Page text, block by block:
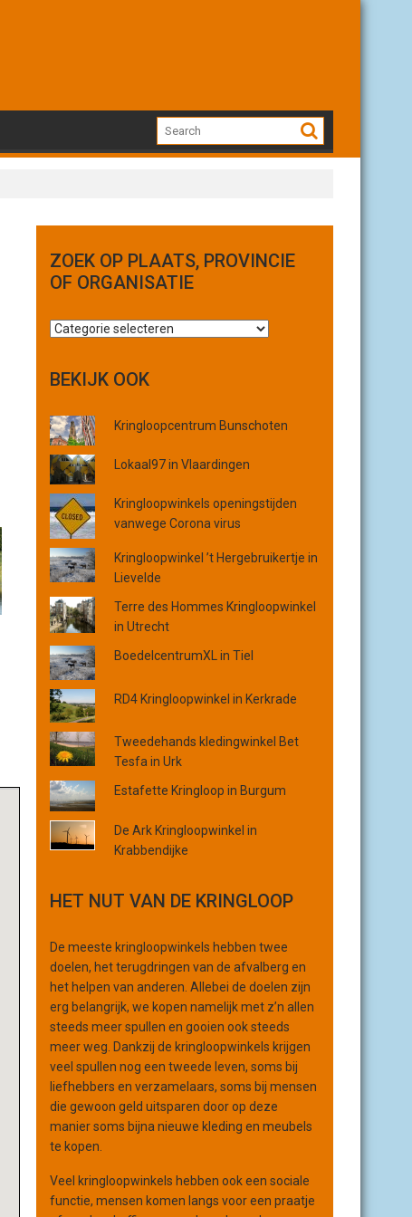
ZOEK OP PLAATS, PROVINCIE
OF ORGANISATIE
Z
k
p
p
l
a
a
t
s
,
p
r
o
v
i
n
c
i
e
o
f
o
r
g
i
a
t
i
e
BEKIJK OOK
Kringloopcentrum Bunschoten
Lokaal97 in Vlaardingen
Kringloopwinkels openingstijden
vanwege Corona virus
Kringloopwinkel ’t Hergebruikertje in
Lievelde
Terre des Hommes Kringloopwinkel
in Utrecht
BoedelcentrumXL in Tiel
RD4 Kringloopwinkel in Kerkrade
Tweedehands kledingwinkel Bet
Tesfa in Urk
Estafette Kringloop in Burgum
De Ark Kringloopwinkel in
Krabbendijke
HET NUT VAN DE KRINGLOOP
De meeste kringloopwinkels hebben twee
doelen, het terugdringen van de afvalberg en
het helpen van anderen. Allebei de doelen zijn
erg belangrijk, we kopen namelijk met z’n allen
steeds meer spullen en gooien ook steeds
meer weg. Dankzij de kringloopwinkels krijgen
veel spullen nog een tweede leven, soms bij
liefhebbers en verzamelaars, soms bij mensen
die gewoon geld uitsparen door op deze
manier soms bijna nieuwe kleding en meubels
te kopen.
Veel kringloopwinkels hebben ook een sociale
functie, mensen komen langs voor een praatje